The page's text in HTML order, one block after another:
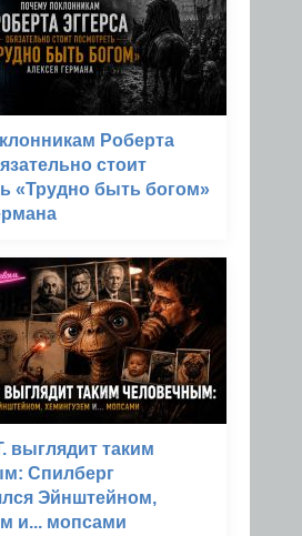
Роберта
стоит
«Трудно быть богом»
выглядит таким
Спилберг
Эйнштейном,
и... мопсами